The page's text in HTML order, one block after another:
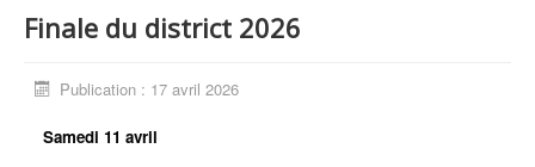
Finale du district 2026
Publication : 17 avril 2026
Samedi 11 avril